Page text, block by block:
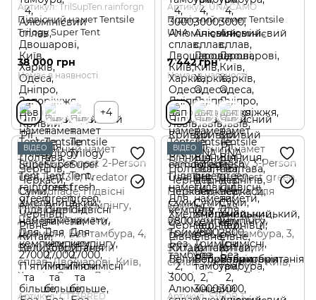
Артикул: TrilSupTen.rainforgn
Підвісний намет Tentsile
Trilogy Super Tent
38 000 грн
Немає в наявності
+4
Артикул: UNACAMO
Підвісний намет Tentsile
UNA
7 442 грн
Немає в наявності
ВІДЕО
Артикул: CTT3PRED
ВІДЕО
Артикул: S3FOR 3